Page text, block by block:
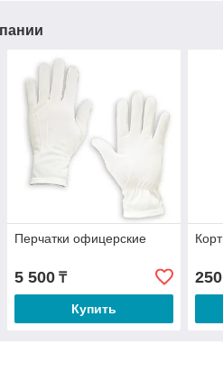
Перчатки офицерские
5 500₸
Купить